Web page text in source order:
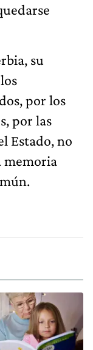
su
por los
por las
Estado, no
memoria